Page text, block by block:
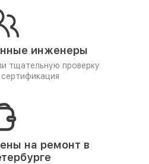
инженеры
тщательную проверку
на ремонт в